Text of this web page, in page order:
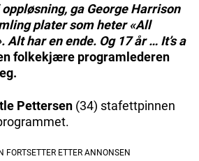
ga George Harrison
plater som heter «All
Alt har en ende. Og 17 år … It’s a
folkekjære programlederen
Pettersen (34) stafettpinnen